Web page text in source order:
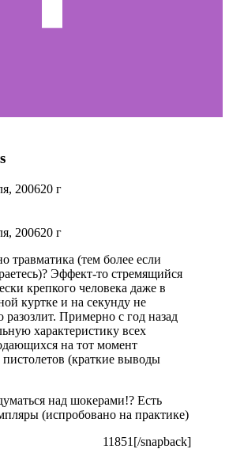
200620 г
200620 г
травматика (тем более если
Эффект-то стремящийся
крепкого человека даже в
куртке и на секунду не
разозлит. Примерно с год назад
характеристику всех
на тот момент
пистолетов (краткие выводы
над шокерами!? Есть
(испробовано на практике)
11851[/snapback]